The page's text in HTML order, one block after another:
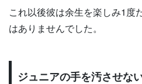
これ以後彼は余生を楽しみ1度
はありませんでした。
ジュニアの手を汚させな